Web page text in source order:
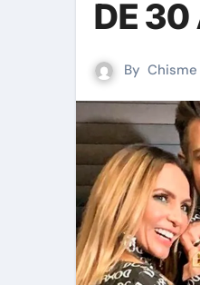
DE 30
By Chisme